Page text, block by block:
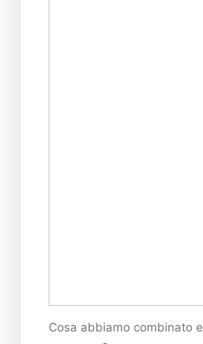
Cosa abbiamo combinato e